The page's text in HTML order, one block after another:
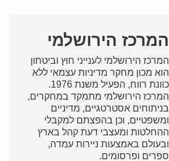
המרכז הירושלמי
המרכז הירושלמי לענייני חוץ וביטחון
הוא מכון מחקר מדיניות עצמאי ללא
כוונת רווח, הפעיל משנת 1976.
המרכז הירושלמי מתמקד במחקרים,
בניתוחים אסטרטגיים, מדיניים
ומשפטיים, וכן בהפצתם למקבלי
ההחלטות ומעצבי דעת קהל בארץ
ובעולם באמצעות ניירות עמדה,
ספרים ופרסומים.